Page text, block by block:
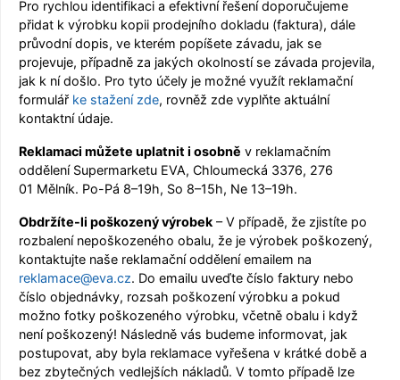
Pro rychlou identifikaci a efektivní řešení doporučujeme
přidat k výrobku kopii prodejního dokladu (faktura), dále
průvodní dopis, ve kterém popíšete závadu, jak se
projevuje, případně za jakých okolností se závada projevila,
jak k ní došlo. Pro tyto účely je možné využít reklamační
formulář ke stažení zde, rovněž zde vyplňte aktuální
kontaktní údaje.
Reklamaci můžete uplatnit i osobně v reklamačním
oddělení Supermarketu EVA, Chloumecká 3376, 276
01 Mělník. Po-Pá 8–19h, So 8–15h, Ne 13–19h.
Obdržíte-li poškozený výrobek – V případě, že zjistíte po
rozbalení nepoškozeného obalu, že je výrobek poškozený,
kontaktujte naše reklamační oddělení emailem na
reklamace@eva.cz. Do emailu uveďte číslo faktury nebo
číslo objednávky, rozsah poškození výrobku a pokud
možno fotky poškozeného výrobku, včetně obalu i když
není poškozený! Následně vás budeme informovat, jak
postupovat, aby byla reklamace vyřešena v krátké době a
bez zbytečných vedlejších nákladů. V tomto případě lze